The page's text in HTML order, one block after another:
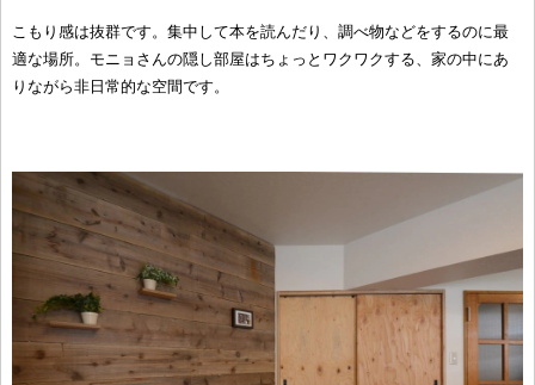
こもり感は抜群です。集中して本を読んだり、調べ物などをするのに最
適な場所。モニョさんの隠し部屋はちょっとワクワクする、家の中にあ
りながら非日常的な空間です。